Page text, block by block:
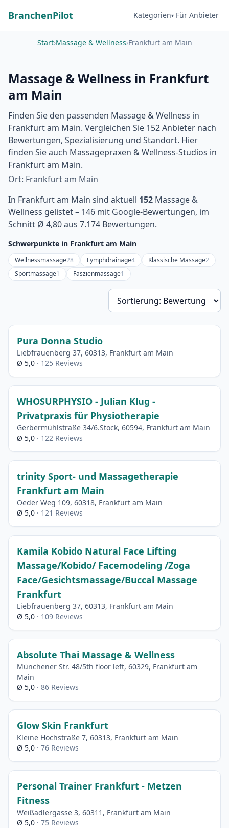
BranchenPilot Kategorien Für Anbieter
Start›Massage & Wellness›Frankfurt am Main
Massage & Wellness in Frankfurt
am Main
Finden Sie den passenden Massage & Wellness in
Frankfurt am Main. Vergleichen Sie 152 Anbieter nach
Bewertungen, Spezialisierung und Standort. Hier
finden Sie auch Massagepraxen & Wellness-Studios in
Frankfurt am Main.
Ort: Frankfurt am Main
In Frankfurt am Main sind aktuell 152 Massage &
Wellness gelistet – 146 mit Google-Bewertungen, im
Schnitt Ø 4,80 aus 7.174 Bewertungen.
Schwerpunkte in Frankfurt am Main
Wellnessmassage28 Lymphdrainage4 Klassische Massage2
Sportmassage1 Faszienmassage1
Pura Donna Studio
Liebfrauenberg 37, 60313, Frankfurt am Main
Ø 5,0 · 125 Reviews
WHOSURPHYSIO - Julian Klug -
Privatpraxis für Physiotherapie
Gerbermühlstraße 34/6.Stock, 60594, Frankfurt am Main
Ø 5,0 · 122 Reviews
trinity Sport- und Massagetherapie
Frankfurt am Main
Oeder Weg 109, 60318, Frankfurt am Main
Ø 5,0 · 121 Reviews
Kamila Kobido Natural Face Lifting
Massage/Kobido/ Facemodeling /Zoga
Face/Gesichtsmassage/Buccal Massage
Frankfurt
Liebfrauenberg 37, 60313, Frankfurt am Main
Ø 5,0 · 109 Reviews
Absolute Thai Massage & Wellness
Münchener Str. 48/5th floor left, 60329, Frankfurt am
Main
Ø 5,0 · 86 Reviews
Glow Skin Frankfurt
Kleine Hochstraße 7, 60313, Frankfurt am Main
Ø 5,0 · 76 Reviews
Personal Trainer Frankfurt - Metzen
Fitness
Weißadlergasse 3, 60311, Frankfurt am Main
Ø 5,0 · 75 Reviews